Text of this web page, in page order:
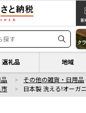
新
返礼品 地域
その他の雑貨・日用品
市 日本製 洗える!オーガ